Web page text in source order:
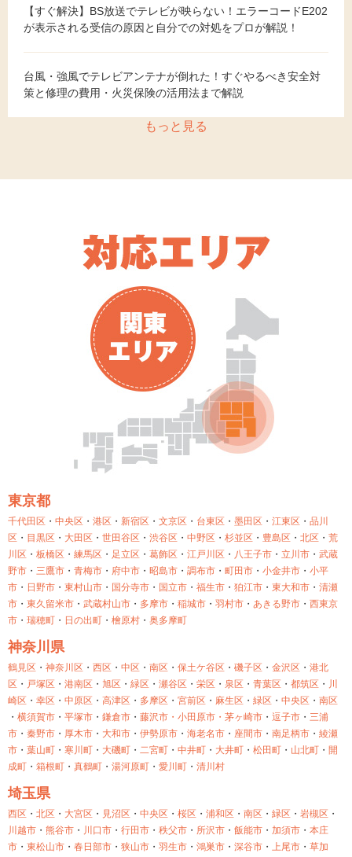
【すぐ解決】BS放送でテレビが映らない！エラーコードE202
が表示される受信の原因と自分での対処をプロが解説！
台風・強風でテレビアンテナが倒れた！すぐやるべき安全対
策と修理の費用・火災保険の活用法まで解説
もっと見る
東京都
千代田区 ・ 中央区 ・ 港区 ・ 新宿区 ・ 文京区 ・ 台東区 ・ 墨田区 ・ 江東区 ・ 品川
区 ・ 目黒区 ・ 大田区 ・ 世田谷区 ・ 渋谷区 ・ 中野区 ・ 杉並区 ・ 豊島区 ・ 北区 ・ 荒
川区 ・ 板橋区 ・ 練馬区 ・ 足立区 ・ 葛飾区 ・ 江戸川区 ・ 八王子市 ・ 立川市 ・ 武蔵
野市 ・ 三鷹市 ・ 青梅市 ・ 府中市 ・ 昭島市 ・ 調布市 ・ 町田市 ・ 小金井市 ・ 小平
市 ・ 日野市 ・ 東村山市 ・ 国分寺市 ・ 国立市 ・ 福生市 ・ 狛江市 ・ 東大和市 ・ 清瀬
市 ・ 東久留米市 ・ 武蔵村山市 ・ 多摩市 ・ 稲城市 ・ 羽村市 ・ あきる野市 ・ 西東京
市 ・ 瑞穂町 ・ 日の出町 ・ 檜原村 ・ 奥多摩町
神奈川県
鶴見区 ・ 神奈川区 ・ 西区 ・ 中区 ・ 南区 ・ 保土ケ谷区 ・ 磯子区 ・ 金沢区 ・ 港北
区 ・ 戸塚区 ・ 港南区 ・ 旭区 ・ 緑区 ・ 瀬谷区 ・ 栄区 ・ 泉区 ・ 青葉区 ・ 都筑区 ・ 川
崎区 ・ 幸区 ・ 中原区 ・ 高津区 ・ 多摩区 ・ 宮前区 ・ 麻生区 ・ 緑区 ・ 中央区 ・ 南区
・ 横須賀市 ・ 平塚市 ・ 鎌倉市 ・ 藤沢市・ 小田原市・ 茅ヶ崎市 ・ 逗子市 ・ 三浦
市 ・ 秦野市 ・ 厚木市 ・ 大和市 ・ 伊勢原市 ・ 海老名市 ・ 座間市 ・ 南足柄市 ・ 綾瀬
市 ・ 葉山町 ・ 寒川町 ・ 大磯町 ・ 二宮町 ・ 中井町 ・ 大井町 ・ 松田町 ・ 山北町 ・ 開
成町 ・ 箱根町 ・ 真鶴町 ・ 湯河原町 ・ 愛川町 ・ 清川村
埼玉県
西区 ・ 北区 ・ 大宮区 ・ 見沼区 ・ 中央区 ・ 桜区 ・ 浦和区 ・ 南区 ・ 緑区 ・ 岩槻区 ・
川越市 ・ 熊谷市 ・ 川口市 ・ 行田市 ・ 秩父市 ・ 所沢市 ・ 飯能市 ・ 加須市 ・ 本庄
市 ・ 東松山市 ・ 春日部市 ・ 狭山市 ・ 羽生市 ・ 鴻巣市 ・ 深谷市 ・ 上尾市 ・ 草加